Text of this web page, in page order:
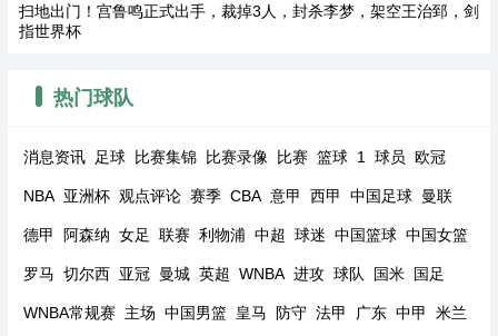
扫地出门！宫鲁鸣正式出手，裁掉3人，封杀李梦，架空王治郅，剑
指世界杯
热门球队
消息资讯 足球 比赛集锦 比赛录像 比赛 篮球 1 球员 欧冠
NBA 亚洲杯 观点评论 赛季 CBA 意甲 西甲 中国足球 曼联
德甲 阿森纳 女足 联赛 利物浦 中超 球迷 中国篮球 中国女篮
罗马 切尔西 亚冠 曼城 英超 WNBA 进攻 球队 国米 国足
WNBA常规赛 主场 中国男篮 皇马 防守 法甲 广东 中甲 米兰